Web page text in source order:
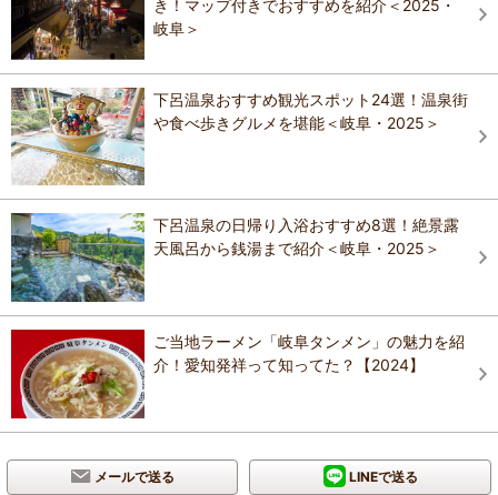
き！マップ付きでおすすめを紹介＜2025・
岐阜＞
下呂温泉おすすめ観光スポット24選！温泉街
や食べ歩きグルメを堪能＜岐阜・2025＞
下呂温泉の日帰り入浴おすすめ8選！絶景露
天風呂から銭湯まで紹介＜岐阜・2025＞
ご当地ラーメン「岐阜タンメン」の魅力を紹
介！愛知発祥って知ってた？【2024】
メールで送る LINEで送る